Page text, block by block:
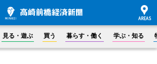
見る・遊ぶ 買う 暮らす・働く 学ぶ・知る